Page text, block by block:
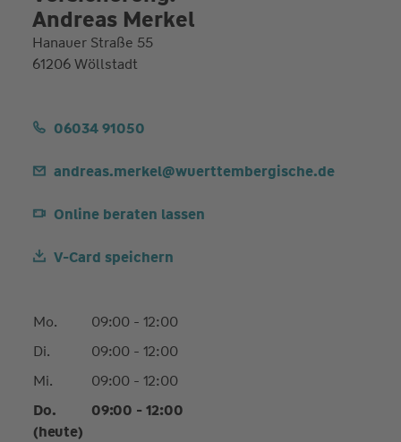
Andreas Merkel
Hanauer Straße 55
61206 Wöllstadt
06034 91050
andreas.merkel@wuerttembergische.de
Online beraten lassen
V-Card speichern
Mo.
09:00 - 12:00
Di.
09:00 - 12:00
Mi.
09:00 - 12:00
Do.
(heute)
09:00 - 12:00